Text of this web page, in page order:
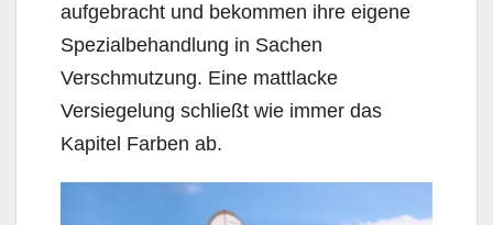
aufgebracht und bekommen ihre eigene
Spezialbehandlung in Sachen
Verschmutzung. Eine mattlacke
Versiegelung schließt wie immer das
Kapitel Farben ab.